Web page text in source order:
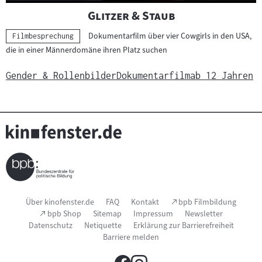
"
Glitzer & Staub"
Kategorie:
Filmbesprechung
Dokumentarfilm über vier Cowgirls in den USA,
die in einer Männerdomäne ihren Platz suchen
Gender & RollenbilderDokumentarfilmab 12 Jahren
Seitenfußnavigation
Über kinofenster.de FAQ Kontakt (Link
öffnet
im
neuen
bpb Filmbildung
(Link
öffnet
im
bpb Shop Sitemap Impressum
Newsletter
Datenschutz
Netiquette
Erklärung zur Barrierefreiheit
Barriere melden